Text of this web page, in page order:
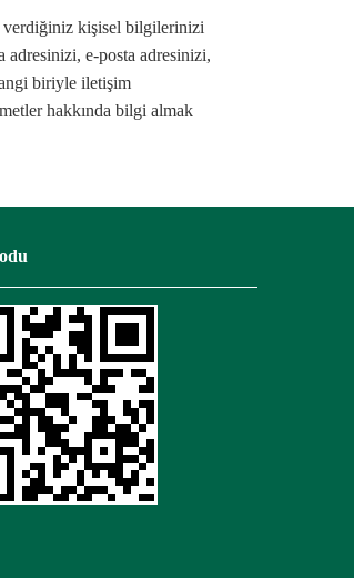
verdiğiniz kişisel bilgilerinizi
adresinizi, e-posta adresinizi,
biriyle iletişim
hakkında bilgi almak